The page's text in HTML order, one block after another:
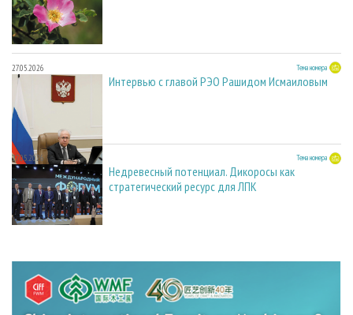
27.05.2026 Тема номера
Интервью с главой РЭО Рашидом Исмаиловым
27.05.2026 Тема номера
Недревесный потенциал. Дикоросы как
стратегический ресурс для ЛПК